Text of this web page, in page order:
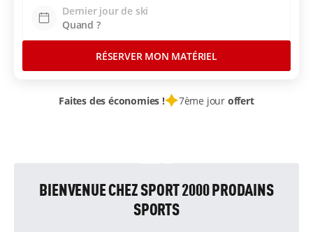
Dernier jour de ski
RÉSERVER MON MATÉRIEL
Faites des économies ! 7ème jour offert
BIENVENUE CHEZ SPORT 2000 PRODAINS
SPORTS